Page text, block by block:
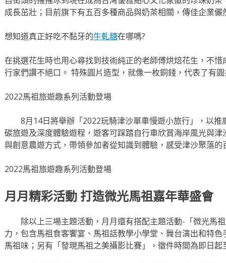
成長茁壯；目前旗下有五百多種商品與奶茶相關，傳佳企業
想知道真正好吃不黏牙的牛軋糖在哪嗎?
在挑選花生時也用心尋找到技術純正的老師傅烘焙花生，不
行家們讚不絕口。 特殊圓片造型，就像一枚銅錢，代表了有
2022馬祖旅遊趣系列活動登場
8月14日將舉辦「2022玩騎津沙單車慢遊小旅行」，以推
碳旅遊及深度體驗遊程，遊客可踩踏自行車欣賞海岸風光與
與創意農遊方式，帶領參加者從知識到體驗，感受津沙聚落
2022馬祖旅遊趣系列活動登場
月月精彩活動 打造微光馬祖嘉年華盛會
除以上三場主題活動，月月還有搭配主題活動-「微光馬
力，包含馬祖食客饗宴、馬祖話教學小學堂、舞台演出和特
馬祖味；另有「發現馬祖之美攝影比賽」，徵件時間為即日